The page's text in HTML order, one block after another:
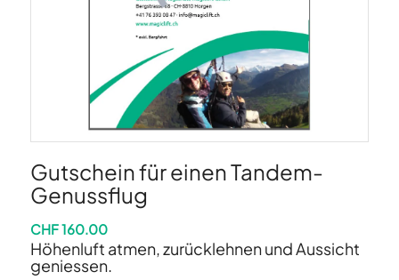
Gutschein für einen Tandem-
Genussflug
CHF160.00
Höhenluft atmen, zurücklehnen und Aussicht
geniessen.